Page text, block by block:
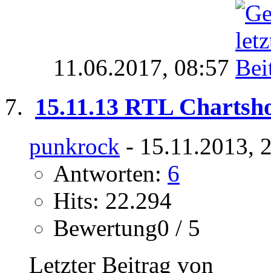
11.06.2017, 08:57
15.11.13 RTL
punkrock - 15.11.2013,
Antworten: 6
Hits: 22.294
Bewertung0 / 5
Letzter Beitrag von